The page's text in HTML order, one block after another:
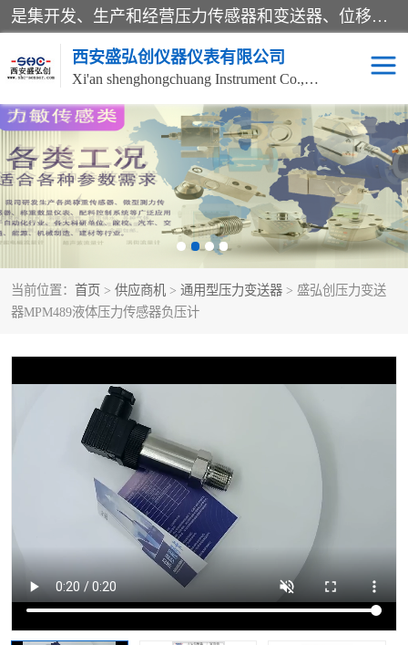
是集开发、生产和经营压力传感器和变送器、位移传感器和变送器、流量传感器和变送器、称重传感器和变送器、测力传感器和变送器、温湿度传感器和变送器、扭矩传感器、智能数显控制仪表等产品的化高新技术企业。
西安盛弘创仪器仪表有限公司
Xi'an shenghongchuang Instrument Co., Ltd
当前位置： 首页 > 供应商机 > 通用型压力变送器 > 盛弘创压力变送
器MPM489液体压力传感器负压计
称重传感器 超声波流量计
压力变送器 通用型压力变送器
液位变送器 流量计
位移传感器 差压变送器